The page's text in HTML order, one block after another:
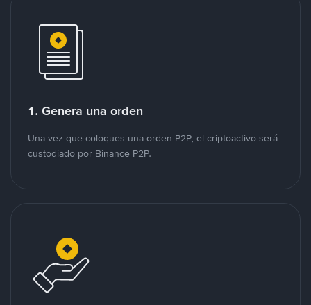
1. Genera una orden
Una vez que coloques una orden P2P, el criptoactivo será
custodiado por Binance P2P.